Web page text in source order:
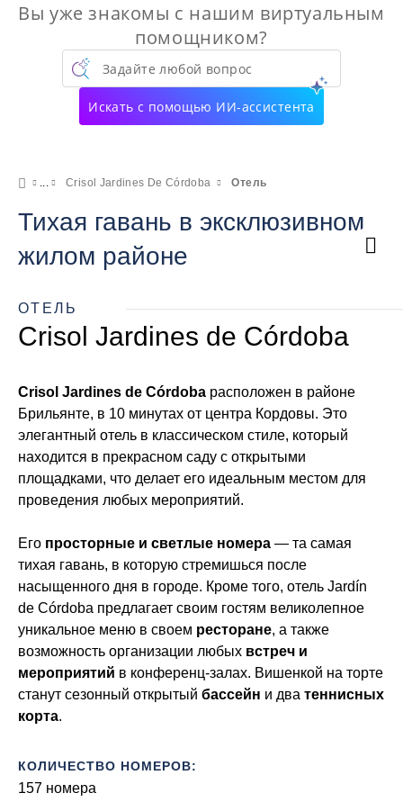
Вы уже знакомы с нашим виртуальным
помощником?
Задайте любой вопрос
Искать с помощью ИИ-ассистента
Crisol Jardines De Córdoba Отель
Тихая гавань в эксклюзивном
жилом районе
ОТЕЛЬ
Crisol Jardines de Córdoba
Crisol Jardines de Córdoba расположен в районе
Брильянте, в 10 минутах от центра Кордовы. Это
элегантный отель в классическом стиле, который
находится в прекрасном саду с открытыми
площадками, что делает его идеальным местом для
проведения любых мероприятий.
Его просторные и светлые номера — та самая
тихая гавань, в которую стремишься после
насыщенного дня в городе. Кроме того, отель Jardín
de Córdoba предлагает своим гостям великолепное
уникальное меню в своем ресторане, а также
возможность организации любых встреч и
мероприятий в конференц-залах. Вишенкой на торте
станут сезонный открытый бассейн и два теннисных
корта.
КОЛИЧЕСТВО НОМЕРОВ:
157 номера